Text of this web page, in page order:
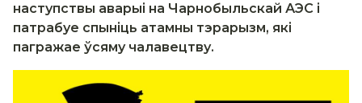
наступствы аварыі на Чарнобыльскай АЭС і
патрабуе спыніць атамны тэрарызм, які
пагражае ўсяму чалавецтву.